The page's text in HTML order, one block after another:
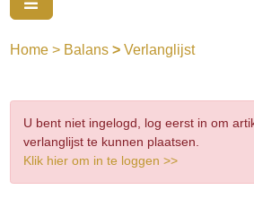
Home > Balans > Verlanglijst
U bent niet ingelogd, log eerst in om
verlanglijst te kunnen plaatsen.
Klik hier om in te loggen >>